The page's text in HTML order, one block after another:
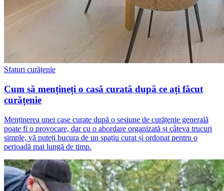
Sfaturi curățenie
Cum să mențineți o casă curată după ce ați făcut
curățenie
Menținerea unei case curate după o sesiune de curățenie generală
poate fi o provocare, dar cu o abordare organizată și câteva trucuri
simple, vă puteți bucura de un spațiu curat și ordonat pentru o
perioadă mai lungă de timp.